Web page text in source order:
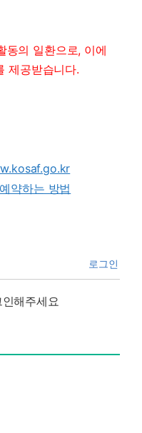
동의 일환으로, 이에
제공받습니다.
약하는 방법
로그인
해주세요